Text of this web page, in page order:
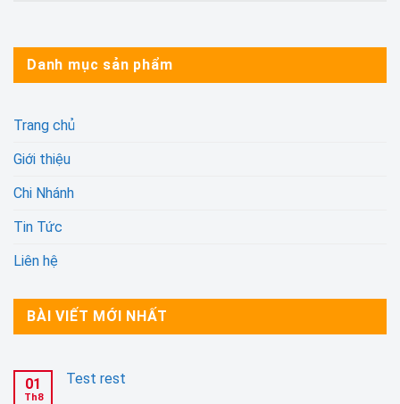
Danh mục sản phẩm
Trang chủ
Giới thiệu
Chi Nhánh
Tin Tức
Liên hệ
BÀI VIẾT MỚI NHẤT
01
Th8
Test rest